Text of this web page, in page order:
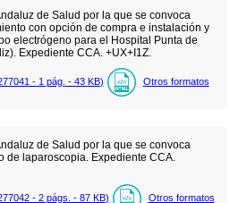
de Salud por la que se convoca
con opción de compra e instalación y
electrógeno para el Hospital Punta de
Expediente CCA. +UX+I1Z.
- 1 pág. - 43 KB) Otros formatos
de Salud por la que se convoca
de laparoscopia. Expediente CCA.
- 2 págs. - 87 KB) Otros formatos